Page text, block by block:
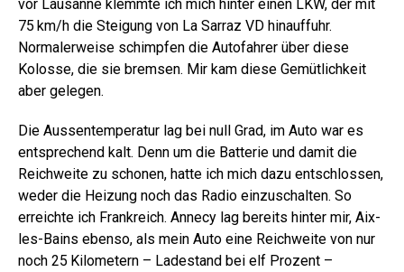
vor Lausanne klemmte ich mich hinter einen LKW, der mit
75 km/h die Steigung von La Sarraz VD hinauffuhr.
Normalerweise schimpfen die Autofahrer über diese
Kolosse, die sie bremsen. Mir kam diese Gemütlichkeit
aber gelegen.
Die Aussentemperatur lag bei null Grad, im Auto war es
entsprechend kalt. Denn um die Batterie und damit die
Reichweite zu schonen, hatte ich mich dazu entschlossen,
weder die Heizung noch das Radio einzuschalten. So
erreichte ich Frankreich. Annecy lag bereits hinter mir, Aix-
les-Bains ebenso, als mein Auto eine Reichweite von nur
noch 25 Kilometern – Ladestand bei elf Prozent –